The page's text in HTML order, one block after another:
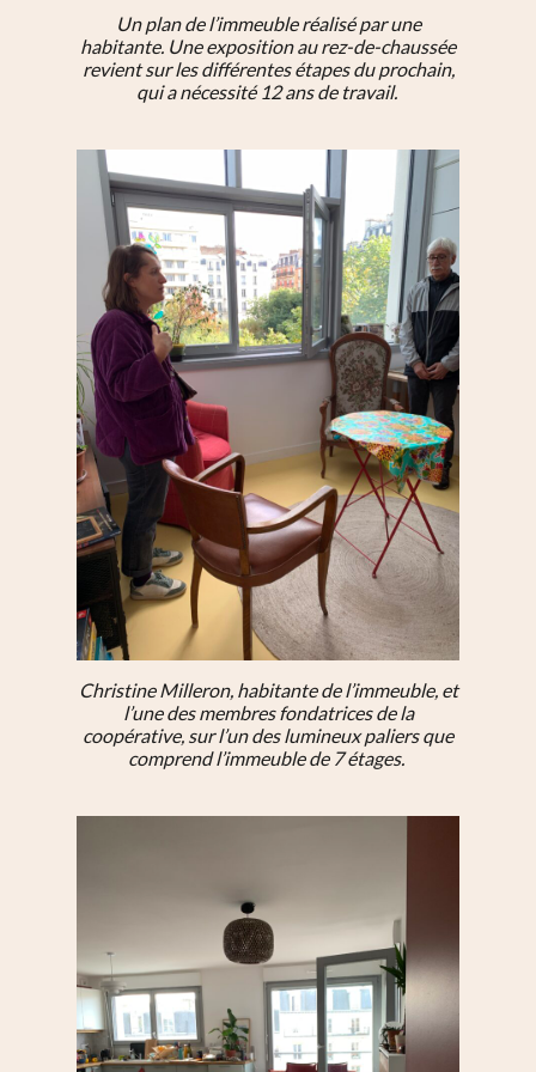
Un plan de l’immeuble réalisé par une
habitante. Une exposition au rez-de-chaussée
revient sur les différentes étapes du prochain,
qui a nécessité 12 ans de travail.
Christine Milleron, habitante de l’immeuble, et
l’une des membres fondatrices de la
coopérative, sur l’un des lumineux paliers que
comprend l’immeuble de 7 étages.